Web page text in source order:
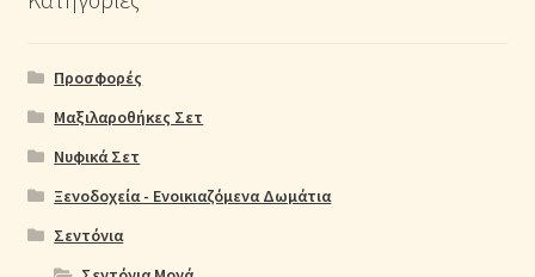
Προσφορές
Μαξιλαροθήκες Σετ
Νυφικά Σετ
Ξενοδοχεία - Ενοικιαζόμενα Δωμάτια
Σεντόνια